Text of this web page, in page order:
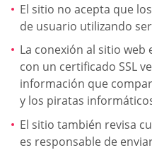
El sitio no acepta que
de usuario utilizando
La conexión al sitio web
con un certificado SSL
información que
y los piratas
El sitio también revisa
es responsable de